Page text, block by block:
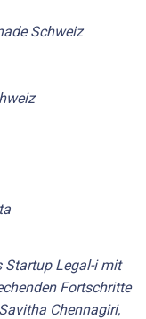
Schweiz
Startup Legal-i mit
Fortschritte
Chennagiri,